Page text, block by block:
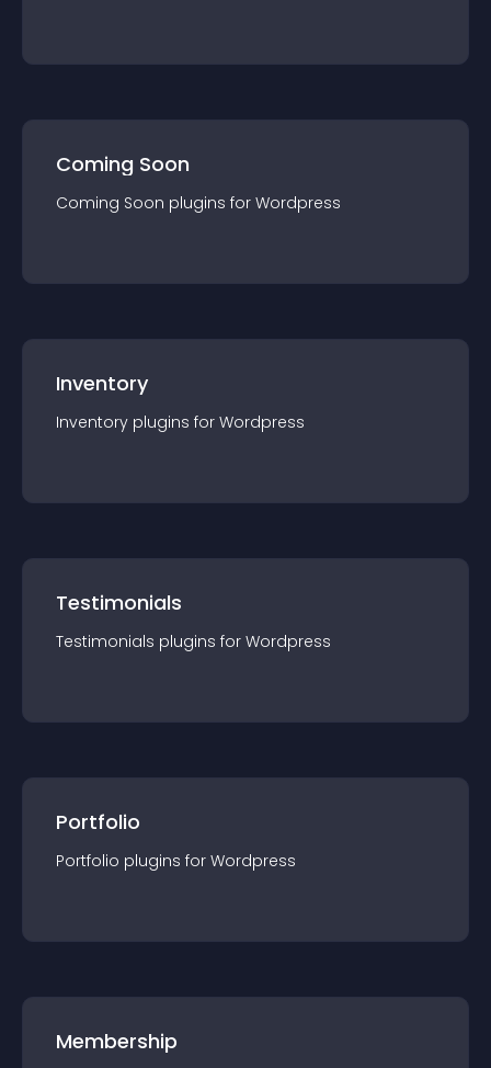
Coming Soon
Coming Soon plugins for Wordpress
Inventory
Inventory plugins for Wordpress
Testimonials
Testimonials plugins for Wordpress
Portfolio
Portfolio plugins for Wordpress
Membership